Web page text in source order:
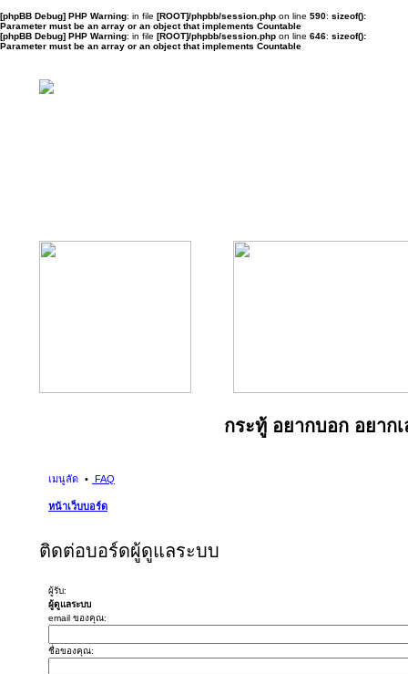
[phpBB Debug] PHP Warning: in file [ROOT]/phpbb/session.php on line 590: sizeof():
Parameter must be an array or an object that implements Countable
[phpBB Debug] PHP Warning: in file [ROOT]/phpbb/session.php on line 646: sizeof():
Parameter must be an array or an object that implements Countable
กระทู้ อยากบอก อยากเ
เมนูลัด FAQ
หน้าเว็บบอร์ด
ติดต่อบอร์ดผู้ดูแลระบบ
ผู้รับ:
ผู้ดูแลระบบ
email ของคุณ:
ชื่อของคุณ: